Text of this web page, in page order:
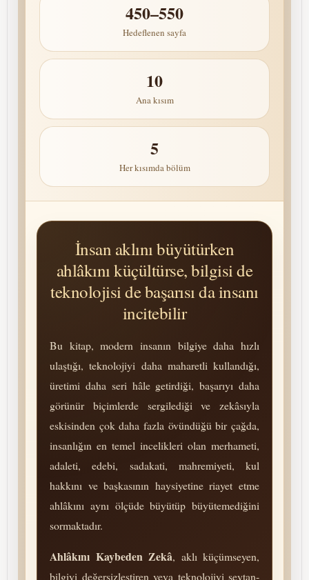
450–550
Hedeflenen sayfa
10
Ana kısım
5
Her kısımda bölüm
İnsan aklını büyütürken
ahlâkını küçültürse, bilgisi de
teknolojisi de başarısı da insanı
incitebilir
Bu kitap, modern insanın bilgiye daha hızlı
ulaştığı, tek­no­lo­jiyi daha maharetli kullandığı,
üretimi daha seri hâle getirdiği, başarıyı daha
görünür biçimlerde sergilediği ve zekâsıyla
eskisinden çok daha fazla övündüğü bir çağda,
insanlığın en temel incelikleri olan merhameti,
adaleti, edebi, sadakati, mah­re­mi­yeti, kul
hakkını ve başkasının haysiyetine riayet etme
ahlâkını aynı ölçüde büyütüp büyütemediğini
sormaktadır.
Ahlâkını Kaybeden Zekâ, aklı küçümseyen,
bilgiyi değersizleştiren veya tek­no­lo­jiyi şey­tan­